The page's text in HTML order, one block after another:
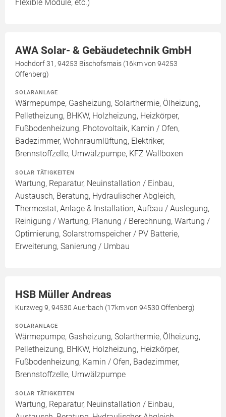
Flexible Module, etc.)
AWA Solar- & Gebäudetechnik GmbH
Hochdorf 31, 94253 Bischofsmais (16km von 94253
Offenberg)
SOLARANLAGE
Wärmepumpe, Gasheizung, Solarthermie, Ölheizung,
Pelletheizung, BHKW, Holzheizung, Heizkörper,
Fußbodenheizung, Photovoltaik, Kamin / Ofen,
Badezimmer, Wohnraumlüftung, Elektriker,
Brennstoffzelle, Umwälzpumpe, KFZ Wallboxen
SOLAR TÄTIGKEITEN
Wartung, Reparatur, Neuinstallation / Einbau,
Austausch, Beratung, Hydraulischer Abgleich,
Thermostat, Anlage & Installation, Aufbau / Auslegung,
Reinigung / Wartung, Planung / Berechnung, Wartung /
Optimierung, Solarstromspeicher / PV Batterie,
Erweiterung, Sanierung / Umbau
HSB Müller Andreas
Kurzweg 9, 94530 Auerbach (17km von 94530 Offenberg)
SOLARANLAGE
Wärmepumpe, Gasheizung, Solarthermie, Ölheizung,
Pelletheizung, BHKW, Holzheizung, Heizkörper,
Fußbodenheizung, Kamin / Ofen, Badezimmer,
Brennstoffzelle, Umwälzpumpe
SOLAR TÄTIGKEITEN
Wartung, Reparatur, Neuinstallation / Einbau,